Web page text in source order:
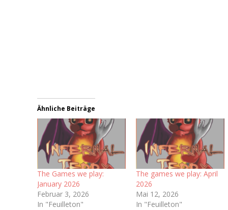
Ähnliche Beiträge
The Games we play:
January 2026
Februar 3, 2026
In "Feuilleton"
The games we play: April
2026
Mai 12, 2026
In "Feuilleton"